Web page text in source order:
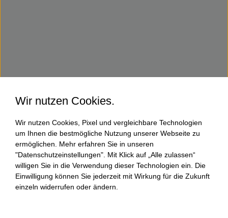
Wir nutzen Cookies.
Wir nutzen Cookies, Pixel und vergleichbare Technologien
um Ihnen die bestmögliche Nutzung unserer Webseite zu
ermöglichen. Mehr erfahren Sie in unseren
"Datenschutzeinstellungen". Mit Klick auf „Alle zulassen“
willigen Sie in die Verwendung dieser Technologien ein. Die
Einwilligung können Sie jederzeit mit Wirkung für die Zukunft
einzeln widerrufen oder ändern.